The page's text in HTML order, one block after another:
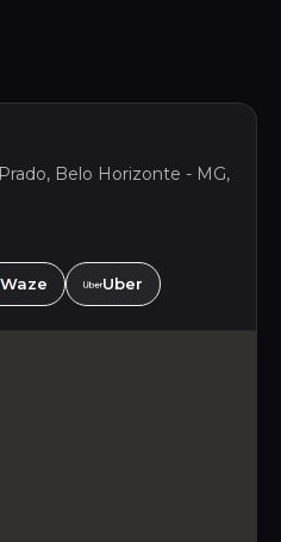
Belo Horizonte - MG,
Waze Uber